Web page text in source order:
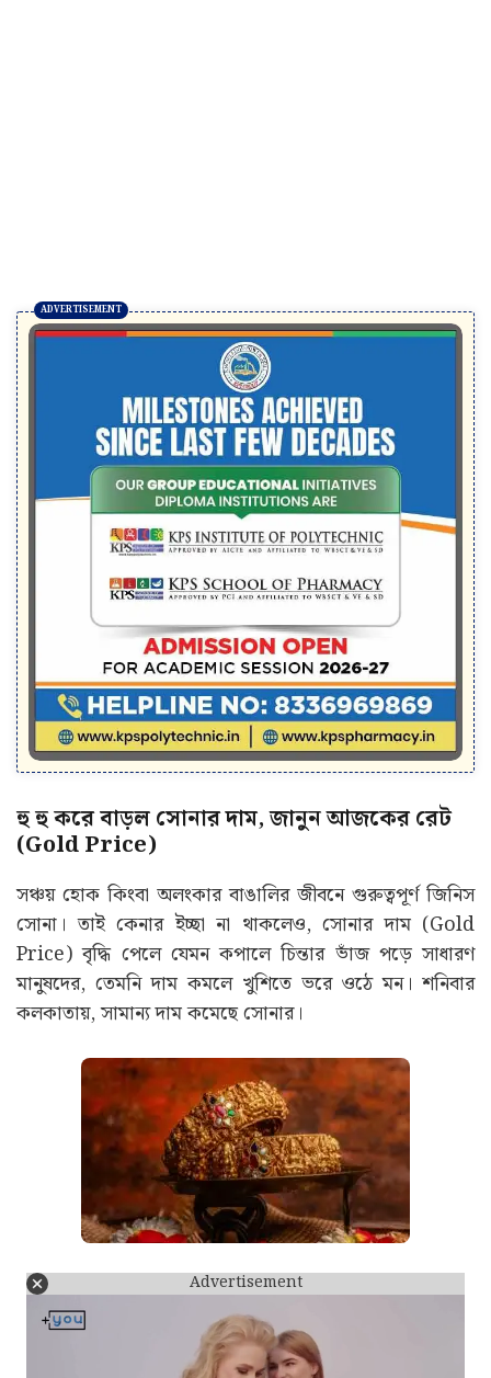
হু হু করে বাড়ল সোনার দাম, জানুন আজকের রেট
(Gold Price)
সঞ্চয় হোক কিংবা অলংকার বাঙালির জীবনে গুরুত্বপূর্ণ জিনিস
সোনা। তাই কেনার ইচ্ছা না থাকলেও, সোনার দাম (Gold
Price) বৃদ্ধি পেলে যেমন কপালে চিন্তার ভাঁজ পড়ে সাধারণ
মানুষদের, তেমনি দাম কমলে খুশিতে ভরে ওঠে মন। শনিবার
কলকাতায়, সামান্য দাম কমেছে সোনার।
Advertisement